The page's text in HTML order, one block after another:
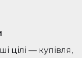
цілі — купівля,